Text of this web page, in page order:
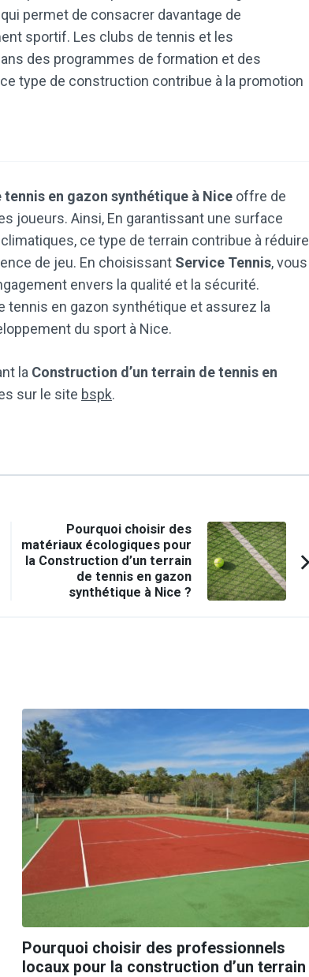
permet de consacrer davantage de
sportif. Les clubs de tennis et les
des programmes de formation et des
type de construction contribue à la promotion
en gazon synthétique à Nice offre de
joueurs. Ainsi, En garantissant une surface
ce type de terrain contribue à réduire
de jeu. En choisissant Service Tennis, vous
envers la qualité et la sécurité.
tennis en gazon synthétique et assurez la
du sport à Nice.
la Construction d’un terrain de tennis en
sur le site bspk.
Pourquoi choisir des
matériaux écologiques pour
la Construction d’un terrain
de tennis en gazon
synthétique à Nice ?
Pourquoi choisir des professionnels
locaux pour la construction d’un terrain